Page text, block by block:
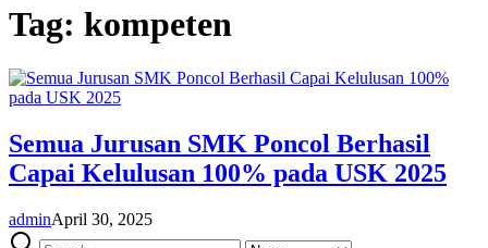
Tag: kompeten
Semua Jurusan SMK Poncol Berhasil
Capai Kelulusan 100% pada USK 2025
adminApril 30, 2025